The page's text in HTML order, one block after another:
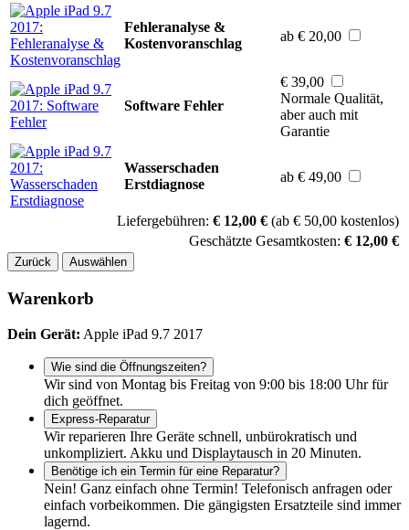
Fehleranalyse &
Kostenvoranschlag
ab € 20,00
Software Fehler
€ 39,00
Normale Qualität,
aber auch mit
Garantie
Wasserschaden
Erstdiagnose
ab € 49,00
Liefergebühren: € 12,00 € (ab € 50,00 kostenlos)
Geschätzte Gesamtkosten: € 12,00 €
Zurück Auswählen
Warenkorb
Dein Gerät: Apple iPad 9.7 2017
Wie sind die Öffnungszeiten?
Wir sind von Montag bis Freitag von 9:00 bis 18:00 Uhr für
dich geöffnet.
Express-Reparatur
Wir reparieren Ihre Geräte schnell, unbürokratisch und
unkompliziert. Akku und Displaytausch in 20 Minuten.
Benötige ich ein Termin für eine Reparatur?
Nein! Ganz einfach ohne Termin! Telefonisch anfragen oder
einfach vorbeikommen. Die gängigsten Ersatzteile sind immer
lagernd.